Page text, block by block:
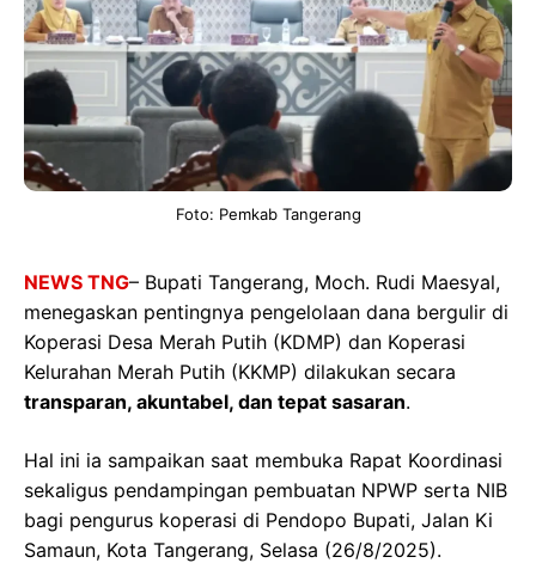
Foto: Pemkab Tangerang
NEWS TNG– Bupati Tangerang, Moch. Rudi Maesyal,
menegaskan pentingnya pengelolaan dana bergulir di
Koperasi Desa Merah Putih (KDMP) dan Koperasi
Kelurahan Merah Putih (KKMP) dilakukan secara
transparan, akuntabel, dan tepat sasaran.
Hal ini ia sampaikan saat membuka Rapat Koordinasi
sekaligus pendampingan pembuatan NPWP serta NIB
bagi pengurus koperasi di Pendopo Bupati, Jalan Ki
Samaun, Kota Tangerang, Selasa (26/8/2025).